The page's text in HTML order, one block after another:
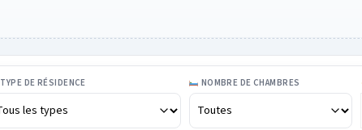
TYPE DE RÉSIDENCE NOMBRE DE CHAMBRES